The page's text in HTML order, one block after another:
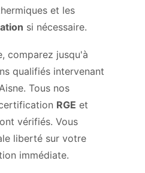
et les
si nécessaire.
comparez jusqu'à
qualifiés intervenant
Tous nos
RGE et
vérifiés. Vous
liberté sur votre
immédiate.